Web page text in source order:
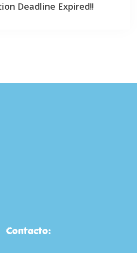
Deadline Expired!!
Contacto: